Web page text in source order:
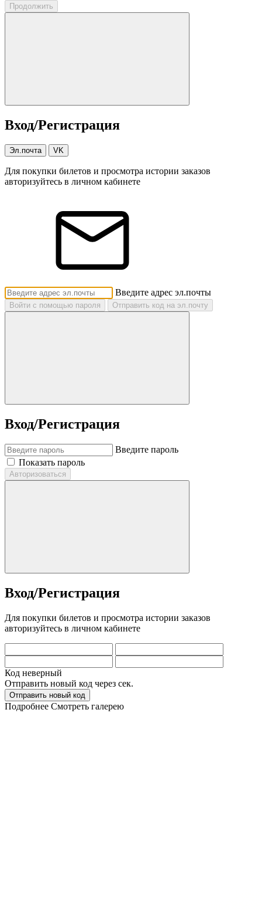
Продолжить
Вход/Регистрация
Эл.почта VK
Для покупки билетов и просмотра истории заказов
авторизуйтесь в личном кабинете
Введите адрес эл.почты
Войти с помощью пароля Отправить код на эл.почту
Вход/Регистрация
Введите пароль
Показать пароль
Авторизоваться
Вход/Регистрация
Для покупки билетов и просмотра истории заказов
авторизуйтесь в личном кабинете
Код неверный
Отправить новый код через сек.
Отправить новый код
Подробнее Смотреть галерею